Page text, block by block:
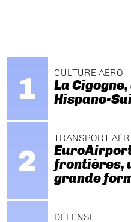
CULTURE AÉRO
La
Hispano-
TRANSPORT
frontières,
grande
DÉFENSE